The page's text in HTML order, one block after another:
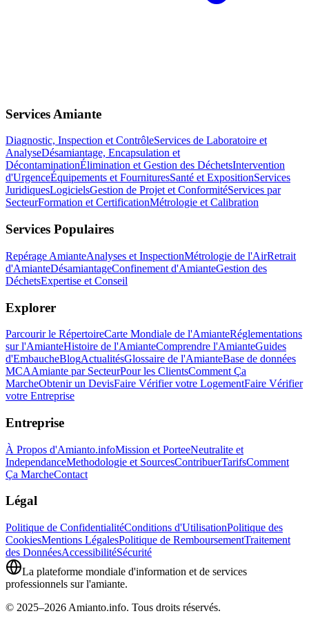
Services Amiante
Diagnostic, Inspection et ContrôleServices de Laboratoire et
AnalyseDésamiantage, Encapsulation et
DécontaminationÉlimination et Gestion des DéchetsIntervention
d'UrgenceÉquipements et FournituresSanté et ExpositionServices
JuridiquesLogicielsGestion de Projet et ConformitéServices par
SecteurFormation et CertificationMétrologie et Calibration
Services Populaires
Repérage AmianteAnalyses et InspectionMétrologie de l'AirRetrait
d'AmianteDésamiantageConfinement d'AmianteGestion des
DéchetsExpertise et Conseil
Explorer
Parcourir le RépertoireCarte Mondiale de l'AmianteRéglementations
sur l'AmianteHistoire de l'AmianteComprendre l'AmianteGuides
d'EmbaucheBlogActualitésGlossaire de l'AmianteBase de données
MCAAmiante par SecteurPour les ClientsComment Ça
MarcheObtenir un DevisFaire Vérifier votre LogementFaire Vérifier
votre Entreprise
Entreprise
À Propos d'Amianto.infoMission et PorteeNeutralite et
IndependanceMethodologie et SourcesContribuerTarifsComment
Ça MarcheContact
Légal
Politique de ConfidentialitéConditions d'UtilisationPolitique des
CookiesMentions LégalesPolitique de RemboursementTraitement
des DonnéesAccessibilitéSécurité
La plateforme mondiale d'information et de services
professionnels sur l'amiante.
© 2025–2026 Amianto.info. Tous droits réservés.